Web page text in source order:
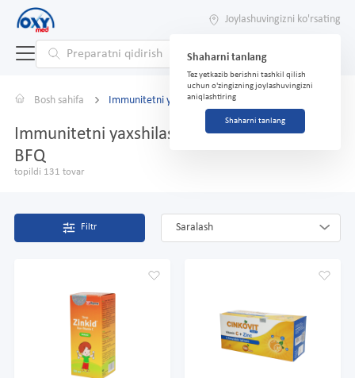
Joylashuvingizni ko'rsating
Shaharni tanlang
Tez yetkazib berishni tashkil qilish
uchun o'zingizning joylashuvingizni
aniqlashtiring
Shaharni tanlang
Bosh sahifa Immunitetni yaxshilash uchun vitaminlar va BFQ
Immunitetni yaxshilash uchun vitaminlar va
BFQ
topildi 131 tovar
Filtr Saralash